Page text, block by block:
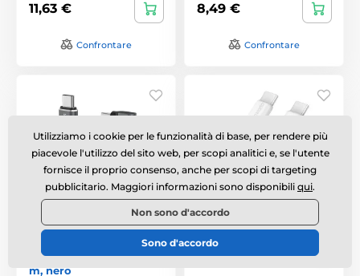
11,63 €
Confrontare
8,49 €
Confrontare
Wozinsky WPS3-UY41S
Thunderbolt 4, 240W, 1
m, nero
Dudao L9C Max cavo
USB-C - USB-C, 240W,
PD, 2 m, bianco
Utilizziamo i cookie per le funzionalità di base, per rendere più
piacevole l'utilizzo del sito web, per scopi analitici e, se l'utente
fornisce il proprio consenso, anche per scopi di targeting
pubblicitario. Maggiori informazioni sono disponibili qui.
Non sono d'accordo
Sono d'accordo